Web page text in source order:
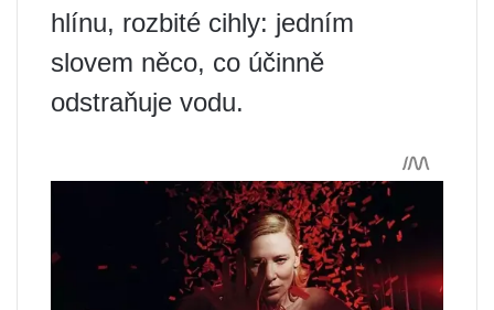
hlínu, rozbité cihly: jedním
slovem něco, co účinně
odstraňuje vodu.